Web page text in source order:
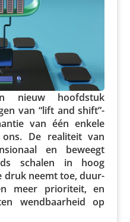
nieuw hoofdstuk
van “lift and shift”-
van één enkele
De realiteit van
en beweegt
schalen in hoog
druk neemt toe, duur­
meer prio­ri­teit, en
wend­baar­heid op